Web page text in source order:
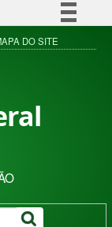
informação
DO SITE